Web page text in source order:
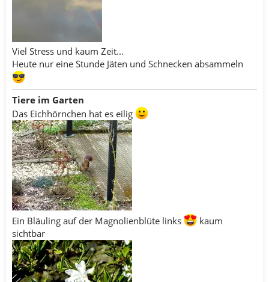
Viel Stress und kaum Zeit...
Heute nur eine Stunde Jäten und Schnecken absammeln
Tiere im Garten
Das Eichhörnchen hat es eilig
Ein Bläuling auf der Magnolienblüte links
kaum
sichtbar